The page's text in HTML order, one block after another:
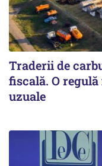
Traderii de
fiscală. O
uzuale